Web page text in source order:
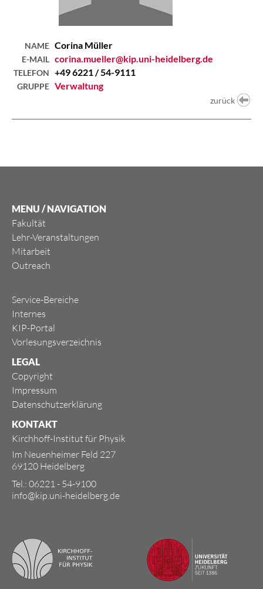
NAME Corina Müller
E-MAIL corina.mueller@kip.uni-heidelberg.de
TELEFON +49 6221 / 54-9111
GRUPPE Verwaltung
zurück
MENU / NAVIGATION
Fakultät
Lehr-Veranstaltungen
Mitarbeit
Outreach
Service-Bereiche
Internes
KIP-Portal
Vorlesungsverzeichnis
LEGAL
Copyright
Impressum
Datenschutzerklärung
KONTAKT
Kirchhoff-Institut für Physik
Im Neuenheimer Feld 227
69120 Heidelberg
Tel.: 06221 - 54-9100
info@kip.uni-heidelberg.de